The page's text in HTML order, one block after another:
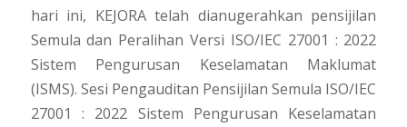
hari ini, KEJORA telah dianugerahkan pensijilan
Semula dan Peralihan Versi ISO/IEC 27001 : 2022
Sistem Pengurusan Keselamatan Maklumat
(ISMS). Sesi Pengauditan Pensijilan Semula ISO/IEC
27001 : 2022 Sistem Pengurusan Keselamatan